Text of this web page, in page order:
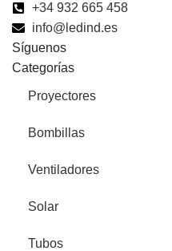
+34 932 665 458‬
info@ledind.es
Síguenos
Categorías
Proyectores
Bombillas
Ventiladores
Solar
Tubos